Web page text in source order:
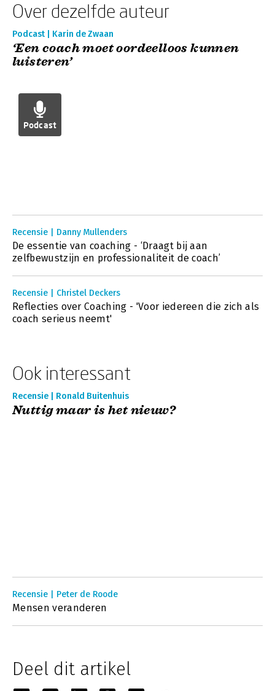
Over dezelfde auteur
Podcast | Karin de Zwaan
‘Een coach moet oordeelloos kunnen
luisteren’
Podcast
Recensie | Danny Mullenders
De essentie van coaching - ‘Draagt bij aan
zelfbewustzijn en professionaliteit de coach’
Recensie | Christel Deckers
Reflecties over Coaching - 'Voor iedereen die zich als
coach serieus neemt'
Ook interessant
Recensie | Ronald Buitenhuis
Nuttig maar is het nieuw?
Recensie | Peter de Roode
Mensen veranderen
Deel dit artikel